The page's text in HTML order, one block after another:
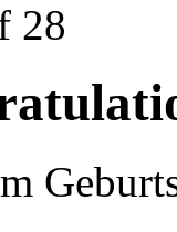
28